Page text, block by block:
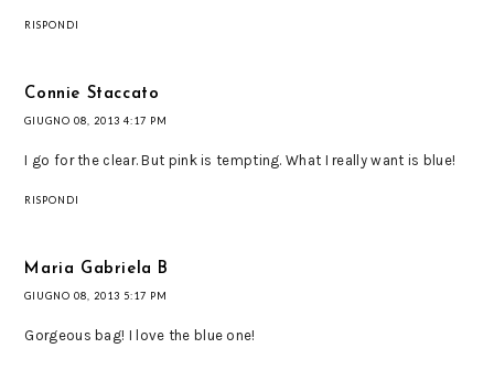
RISPONDI
Connie Staccato
GIUGNO 08, 2013 4:17 PM
I go for the clear. But pink is tempting. What I really want is blue!
RISPONDI
Maria Gabriela B
GIUGNO 08, 2013 5:17 PM
Gorgeous bag! I love the blue one!